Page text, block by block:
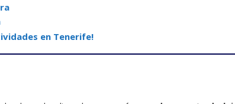
en Tenerife!